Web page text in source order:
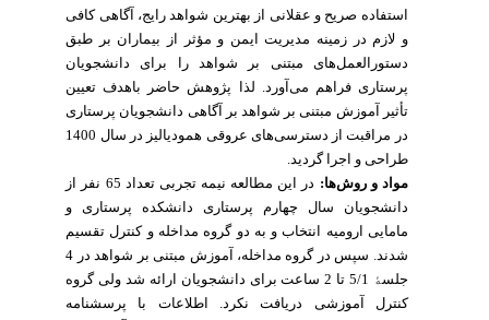
استفاده صریح و عقلانی از بهترین شواهد رایج، آگاهی کافی
و لازم در زمینه مدیریت ایمن و مؤثر از بیماران بر طبق
دستورالعمل‌های مبتنی بر شواهد را برای دانشجویان
پرستاری فراهم می‌آورد. لذا پژوهش حاضر باهدف تعیین
تأثیر آموزش مبتنی بر شواهد بر آگاهی دانشجویان پرستاری
در مراقبت از دسترسی‌های عروقی همودیالیز در سال 1400
طراحی و اجرا گردید.
مواد و روش‌ها:
در این مطالعه نیمه تجربی تعداد 65 نفر از
دانشجویان سال چهارم پرستاری دانشکده پرستاری و
مامایی ارومیه انتخاب و به دو گروه مداخله و کنترل تقسیم
شدند. سپس در گروه مداخله، آموزش مبتنی بر شواهد در 4
جلسۀ
5/1 تا 2 ساعت برای دانشجویان ارائه شد ولی گروه
کنترل آموزشی دریافت نکرد. اطلاعات با پرسشنامه